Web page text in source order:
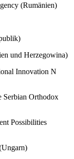
(Rumänien)
und Herzegowina)
Innovation N
Serbian Orthodox
Possibilities